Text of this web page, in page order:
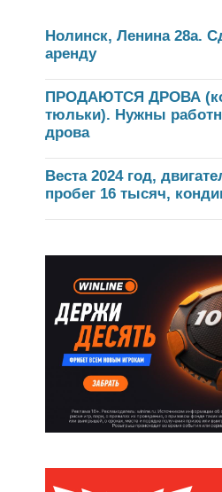
Нолинск, Ленина 28а.
аренду
ПРОДАЮТСЯ ДРОВА
тюльки). Нужны
дрова
Веста 2024 год,
пробег 16 тысяч,